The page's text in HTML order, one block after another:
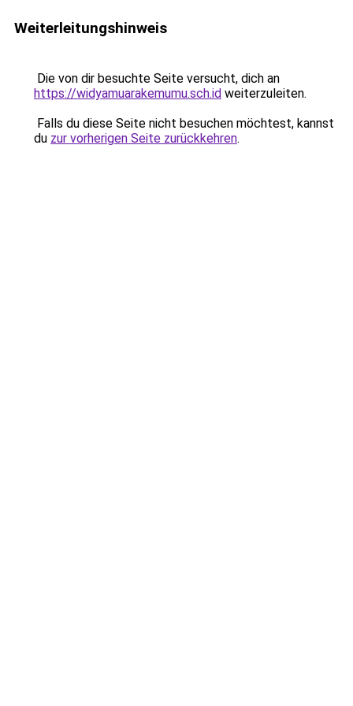
Weiterleitungshinweis
Die von dir besuchte Seite versucht, dich an
https://widyamuarakemumu.sch.id weiterzuleiten.
Falls du diese Seite nicht besuchen möchtest, kannst
du zur vorherigen Seite zurückkehren.